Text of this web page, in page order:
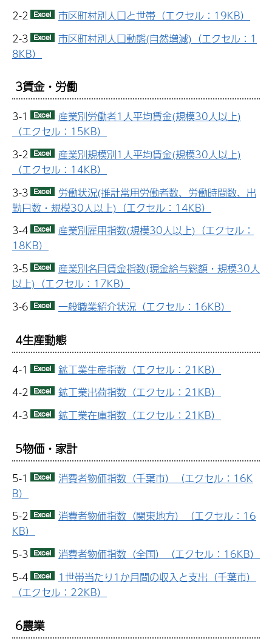
2-2
市区町村別人口と世帯（エクセル：19KB）
2-3
市区町村別人口動態(自然増減)（エクセル：1
8KB）
3賃金・労働
3-1
産業別労働者1人平均賃金(規模30人以上)
（エクセル：15KB）
3-2
産業別規模別1人平均賃金(規模30人以上)
（エクセル：14KB）
3-3
労働状況(推計常用労働者数、労働時間数、出
勤日数・規模30人以上)（エクセル：14KB）
3-4
産業別雇用指数(規模30人以上)（エクセル：
18KB）
3-5
産業別名目賃金指数(現金給与総額・規模30人
以上)（エクセル：17KB）
3-6
一般職業紹介状況（エクセル：16KB）
4生産動態
4-1
鉱工業生産指数（エクセル：21KB）
4-2
鉱工業出荷指数（エクセル：21KB）
4-3
鉱工業在庫指数（エクセル：21KB）
5物価・家計
5-1
消費者物価指数（千葉市）（エクセル：16K
B）
5-2
消費者物価指数（関東地方）（エクセル：16
KB）
5-3
消費者物価指数（全国）（エクセル：16KB）
5-4
1世帯当たり1か月間の収入と支出（千葉市）
（エクセル：22KB）
6農業